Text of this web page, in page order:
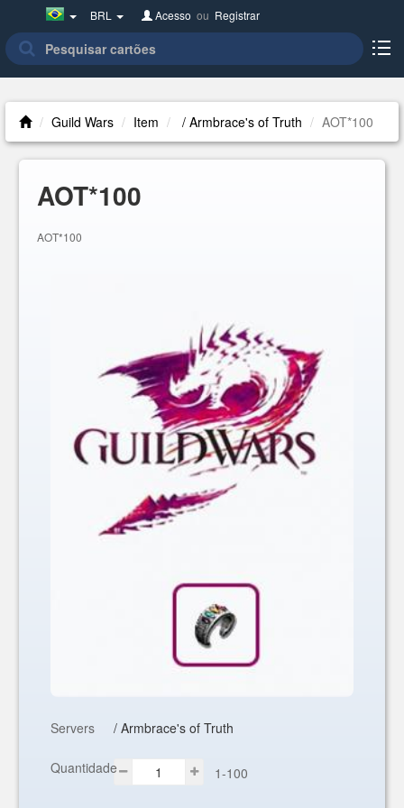
Brazil(Português)
BRL Acesso ou Registrar
Guild Wars Item / Armbrace's of Truth AOT*100
AOT*100
AOT*100
Servers / Armbrace's of Truth
Quantidade 1-100